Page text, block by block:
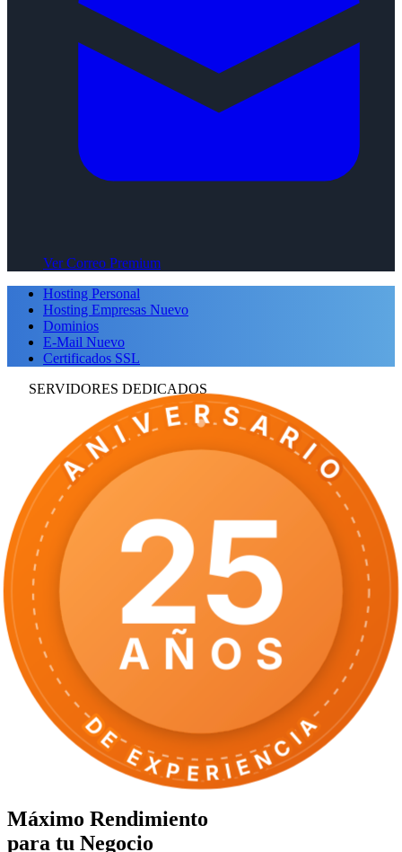
Ver Correo Premium
Hosting Personal
Hosting Empresas Nuevo
Dominios
E-Mail Nuevo
Certificados SSL
SERVIDORES DEDICADOS
ANIVERSARIO
DE EXPERIENCIA
25
AÑOS
Máximo Rendimiento
para tu Negocio